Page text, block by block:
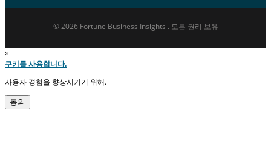
© 2026 Fortune Business Insights . 모든 권리 보유
×
쿠키를 사용합니다.
사용자 경험을 향상시키기 위해.
동의